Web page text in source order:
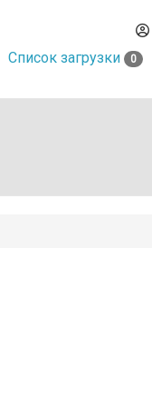
Список загрузки 0